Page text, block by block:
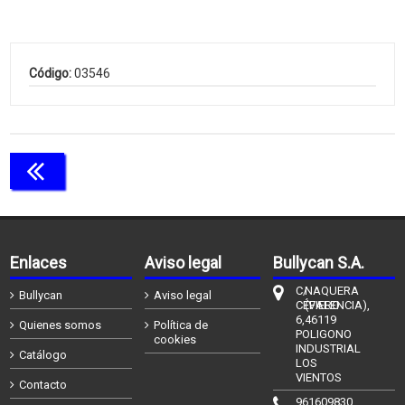
Código:03546
Enlaces
Bullycan
Quienes somos
Catálogo
Contacto
Aviso legal
Aviso legal
Política de
cookies
Bullycan S.A.
C/
CÉFIERO
6,
POLIGONO
INDUSTRIAL
LOS
VIENTOS
NAQUERA
(VALENCIA),
46119
961609830